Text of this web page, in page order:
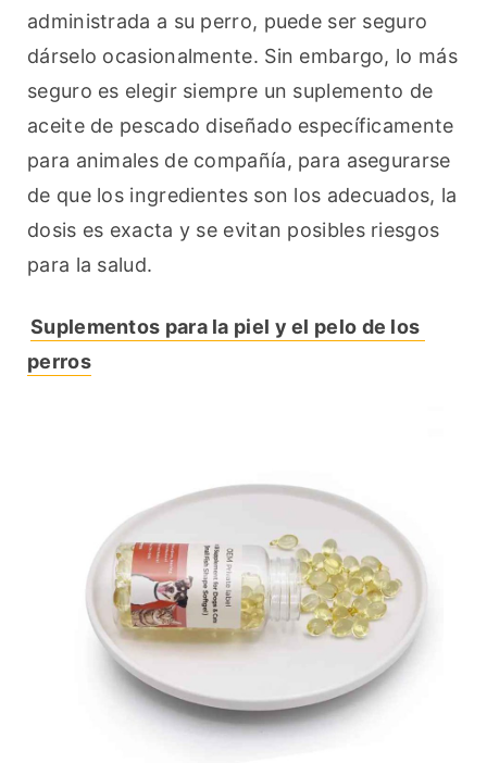
administrada a su perro, puede ser seguro
dárselo ocasionalmente. Sin embargo, lo más
seguro es elegir siempre un suplemento de
aceite de pescado diseñado específicamente
para animales de compañía, para asegurarse
de que los ingredientes son los adecuados, la
dosis es exacta y se evitan posibles riesgos
para la salud.
Suplementos para la piel y el pelo de los
perros